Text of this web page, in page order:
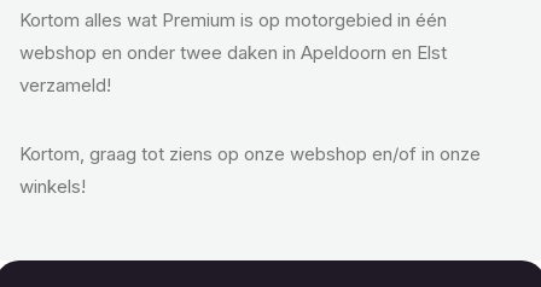
Kortom alles wat Premium is op motorgebied in één
webshop en onder twee daken in Apeldoorn en Elst
verzameld!
Kortom, graag tot ziens op onze webshop en/of in onze
winkels!